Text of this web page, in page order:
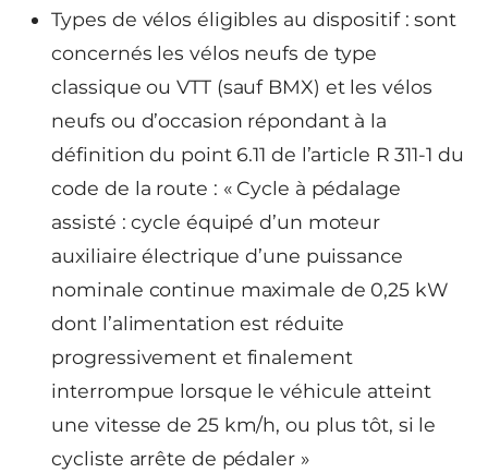
Types de vélos éligibles au dispositif : sont
concernés les vélos neufs de type
classique ou VTT (sauf BMX) et les vélos
neufs ou d’occasion répondant à la
définition du point 6.11 de l’article R 311-1 du
code de la route : « Cycle à pédalage
assisté : cycle équipé d’un moteur
auxiliaire électrique d’une puissance
nominale continue maximale de 0,25 kW
dont l’alimentation est réduite
progressivement et finalement
interrompue lorsque le véhicule atteint
une vitesse de 25 km/h, ou plus tôt, si le
cycliste arrête de pédaler »